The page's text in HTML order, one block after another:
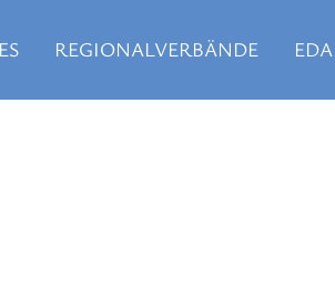
REGIONALVERBÄNDE